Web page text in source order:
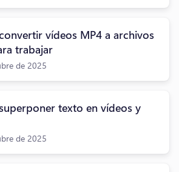
vídeos MP4 a archivos
trabajar
de 2025
texto en vídeos y
de 2025